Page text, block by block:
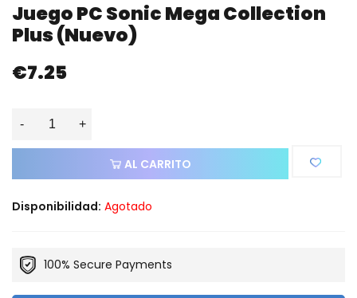
Juego PC Sonic Mega Collection
Plus (nuevo)
€7.25
- +
AL CARRITO
Disponibilidad: Agotado
100% Secure Payments